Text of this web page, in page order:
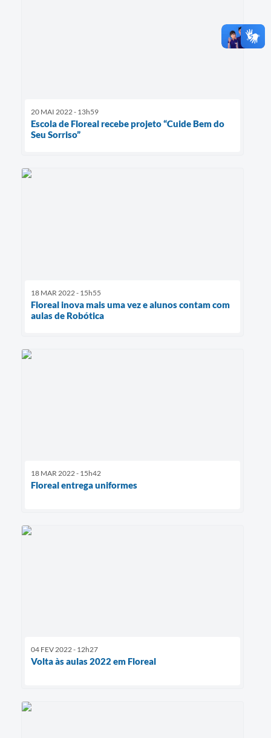
20 MAI 2022 - 13h59
Escola de Floreal recebe projeto “Cuide Bem do
Seu Sorriso”
18 MAR 2022 - 15h55
Floreal inova mais uma vez e alunos contam com
aulas de Robótica
18 MAR 2022 - 15h42
Floreal entrega uniformes
04 FEV 2022 - 12h27
Volta às aulas 2022 em Floreal